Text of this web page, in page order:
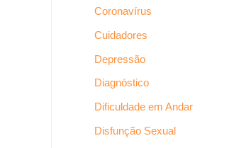
Coronavírus
Cuidadores
Depressão
Diagnóstico
Dificuldade em Andar
Disfunção Sexual